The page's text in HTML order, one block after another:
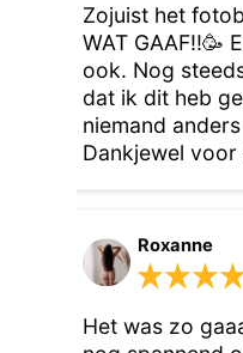
Zojuist het
WAT GAAF!!🥳
ook. Nog
dat ik dit heb
niemand
Dankjewel voor
Roxanne
Het was zo